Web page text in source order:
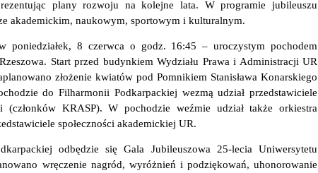
plany rozwoju na kolejne lata. W programie jubileuszu
akademickim, naukowym, sportowym i kulturalnym.
poniedziałek, 8 czerwca o godz. 16:45 – uroczystym pochodem
Start przed budynkiem Wydziału Prawa i Administracji UR
złożenie kwiatów pod Pomnikiem Stanisława Konarskiego
do Filharmonii Podkarpackiej wezmą udział przedstawiciele
(członków KRASP). W pochodzie weźmie udział także orkiestra
społeczności akademickiej UR.
odbędzie się Gala Jubileuszowa 25-lecia Uniwersytetu
wręczenie nagród, wyróżnień i podziękowań, uhonorowanie